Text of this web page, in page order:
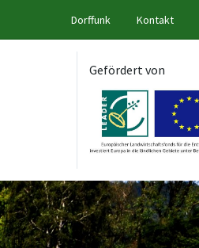
Dorffunk Kontakt
Gefördert von